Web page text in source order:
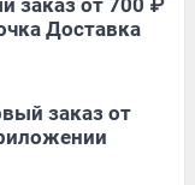
заказ от 700 ₽
Доставка
заказ от